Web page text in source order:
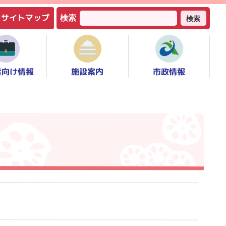
サイトマップ 検索 検索
け情報 施設案内 市政情報